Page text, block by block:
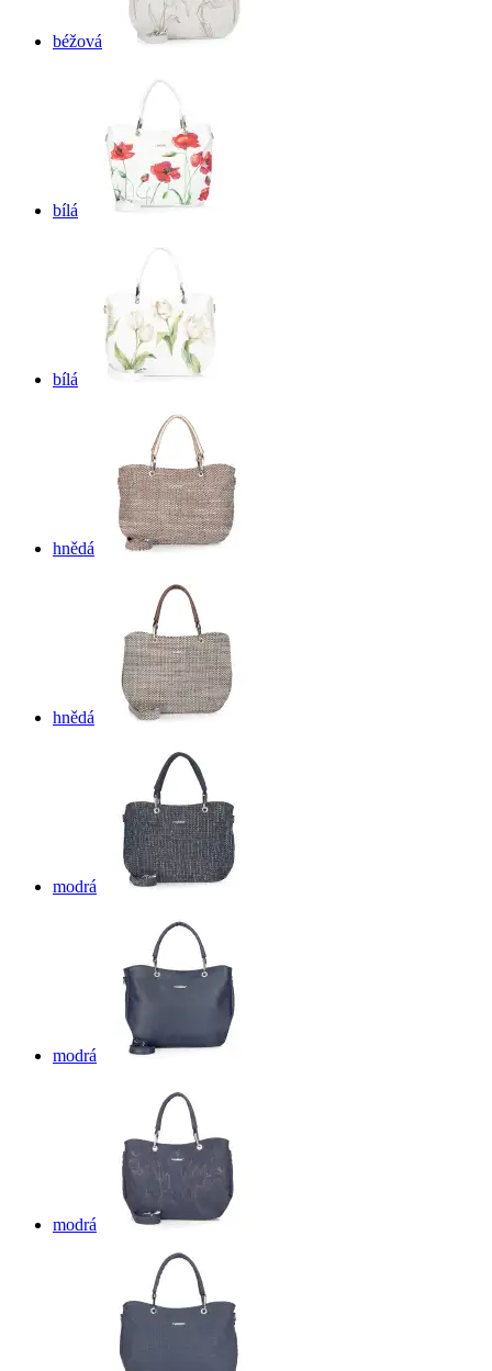
béžová
bílá
bílá
hnědá
hnědá
modrá
modrá
modrá